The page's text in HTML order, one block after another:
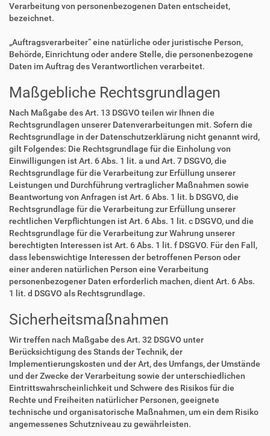
Verarbeitung von personenbezogenen Daten entscheidet,
bezeichnet.
„Auftragsverarbeiter“ eine natürliche oder juristische Person,
Behörde, Einrichtung oder andere Stelle, die personenbezogene
Daten im Auftrag des Verantwortlichen verarbeitet.
Maßgebliche Rechtsgrundlagen
Nach Maßgabe des Art. 13 DSGVO teilen wir Ihnen die
Rechtsgrundlagen unserer Datenverarbeitungen mit. Sofern die
Rechtsgrundlage in der Datenschutzerklärung nicht genannt wird,
gilt Folgendes: Die Rechtsgrundlage für die Einholung von
Einwilligungen ist Art. 6 Abs. 1 lit. a und Art. 7 DSGVO, die
Rechtsgrundlage für die Verarbeitung zur Erfüllung unserer
Leistungen und Durchführung vertraglicher Maßnahmen sowie
Beantwortung von Anfragen ist Art. 6 Abs. 1 lit. b DSGVO, die
Rechtsgrundlage für die Verarbeitung zur Erfüllung unserer
rechtlichen Verpflichtungen ist Art. 6 Abs. 1 lit. c DSGVO, und die
Rechtsgrundlage für die Verarbeitung zur Wahrung unserer
berechtigten Interessen ist Art. 6 Abs. 1 lit. f DSGVO. Für den Fall,
dass lebenswichtige Interessen der betroffenen Person oder
einer anderen natürlichen Person eine Verarbeitung
personenbezogener Daten erforderlich machen, dient Art. 6 Abs.
1 lit. d DSGVO als Rechtsgrundlage.
Sicherheitsmaßnahmen
Wir treffen nach Maßgabe des Art. 32 DSGVO unter
Berücksichtigung des Stands der Technik, der
Implementierungskosten und der Art, des Umfangs, der Umstände
und der Zwecke der Verarbeitung sowie der unterschiedlichen
Eintrittswahrscheinlichkeit und Schwere des Risikos für die
Rechte und Freiheiten natürlicher Personen, geeignete
technische und organisatorische Maßnahmen, um ein dem Risiko
angemessenes Schutzniveau zu gewährleisten.